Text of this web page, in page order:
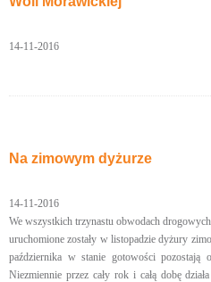
14-11-2016
Na zimowym dyżurze
14-11-2016
We wszystkich trzynastu obwodach
uruchomione zostały w listopadzie dyżury
października w stanie gotowości pozostają
Niezmiennie przez cały rok i całą dobę